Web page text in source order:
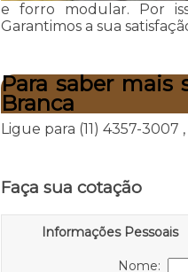
e forro modular. Por
Garantimos a sua
Para saber mais
Branca
Ligue para (11) 4357-3007 ,
Faça sua cotação
Informações Pessoais
Nome: